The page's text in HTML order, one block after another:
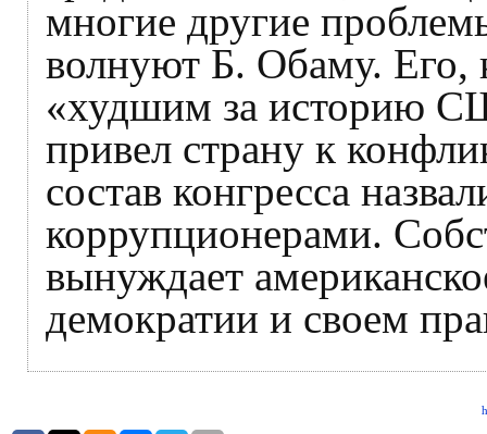
многие другие
волнуют Б. Обаму. Его,
«худшим за историю
привел страну к
состав конгресса
коррупционерами.
вынуждает
демократии и своем